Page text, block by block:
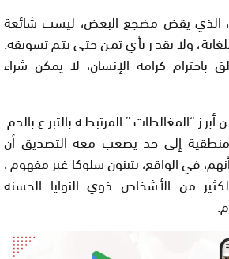
الذي يقض مضجع البعض، ليست شائعة
ولا يقدر بأي ثمن حتى يتم تسويقه.
باحترام كرامة الإنسان، لا يمكن شراء
“المغالطات” المرتبطة بالتبرع بالدم.
منطقية إلى حد يصعب معه التصديق أن
في الواقع، يتبنون سلوكا غير مفهوم ،
من الأشخاص ذوي النوايا الحسنة